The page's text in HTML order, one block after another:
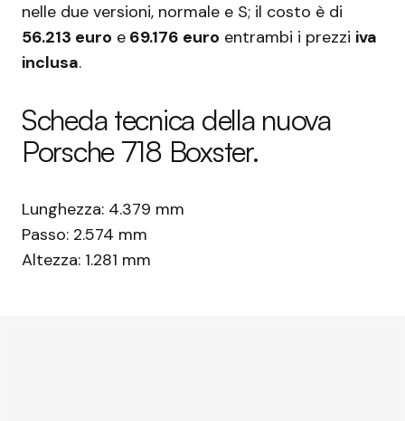
nelle due versioni, normale e S; il costo è di
56.213 euro e 69.176 euro entrambi i prezzi iva
inclusa.
Scheda tecnica della nuova
Porsche 718 Boxster.
Lunghezza: 4.379 mm
Passo: 2.574 mm
Altezza: 1.281 mm